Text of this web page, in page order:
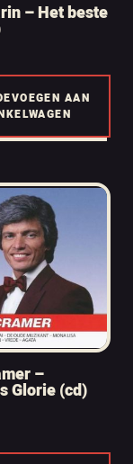
– Het beste
AAN
–
Glorie (cd)